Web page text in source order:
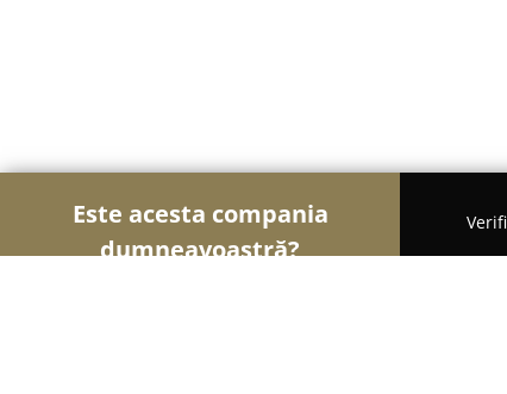
Este acesta compania
dumneavoastră?